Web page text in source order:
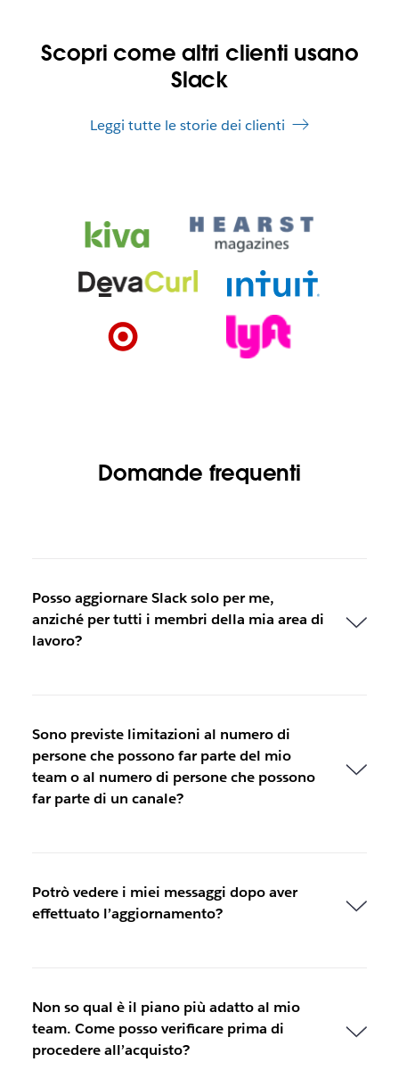
Scopri come altri clienti usano
Slack
Leggi tutte le storie dei clienti
Domande frequenti
Posso aggiornare Slack solo per me,
anziché per tutti i membri della mia area di
lavoro?
Sono previste limitazioni al numero di
persone che possono far parte del mio
team o al numero di persone che possono
far parte di un canale?
Potrò vedere i miei messaggi dopo aver
effettuato l’aggiornamento?
Non so qual è il piano più adatto al mio
team. Come posso verificare prima di
procedere all’acquisto?